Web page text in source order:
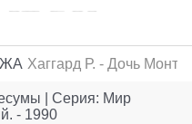
Хаггард Р. - Дочь
| Серия: Мир
- 1990